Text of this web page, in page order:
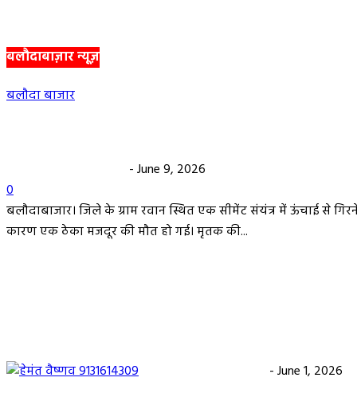
बलौदाबाज़ार न्यूज़
बलौदा बाजार
-June 9, 2026
0
बलौदाबाजार। जिले के ग्राम रवान स्थित एक सीमेंट संयंत्र में ऊंचाई से
कारण एक ठेका मजदूर की मौत हो गई। मृतक की...
-June 1, 2026